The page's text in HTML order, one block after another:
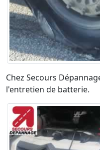
Chez Secours
l'entretien de batterie.